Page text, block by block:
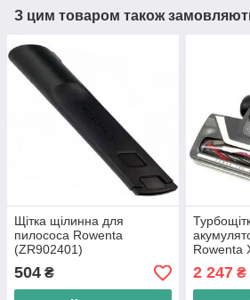
З цим товаром також
Щітка щілинна для
пилососа Rowenta
(ZR902401)
504 ₴
Rowenta
8.60
2 247₴